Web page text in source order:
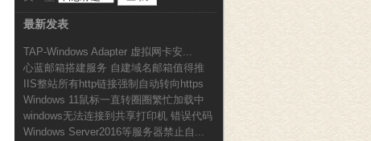
最新发表
TAP-Windows Adapter 虚拟网卡安...
心蓝邮箱搭建服务 自建域名邮箱值得推
荐IIS整站所有http链接强制自动转向https
设...
Windows 11鼠标一直转圈圈繁忙加载中
解决办...
windows无法连接到共享打印机 错误代码
0x0...
Windows Server2016等服务器禁止自...